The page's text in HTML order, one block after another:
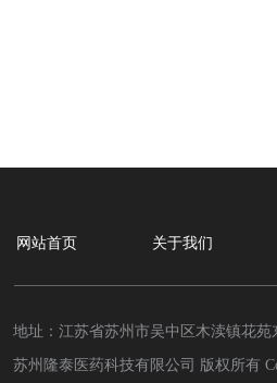
地址：江苏省苏州市吴中区木渎镇花
苏州隆泰医药科技有限公司 版权所有
网站首页 关于我们